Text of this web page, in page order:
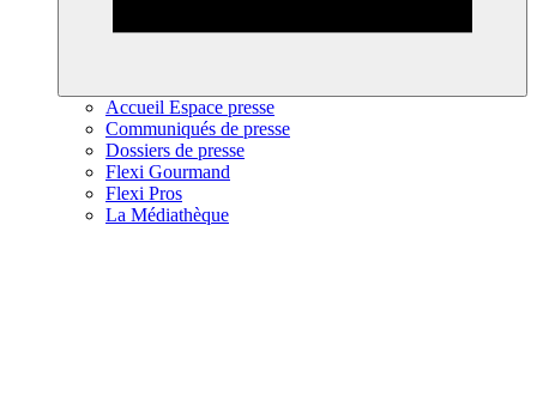
Accueil Espace presse
Communiqués de presse
Dossiers de presse
Flexi Gourmand
Flexi Pros
La Médiathèque